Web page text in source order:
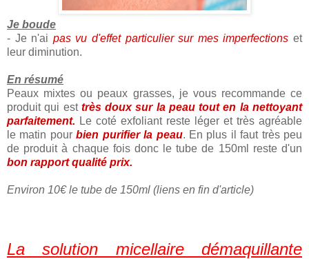
Je boude
- Je n'ai pas vu d'effet particulier sur mes imperfections et
leur diminution.
En résumé
Peaux mixtes ou peaux grasses, je vous recommande ce
produit qui est très doux sur la peau tout en la nettoyant
parfaitement. Le coté exfoliant reste léger et très agréable
le matin pourbien purifier la peau. En plus il faut très peu
de produit à chaque fois donc le tube de 150ml reste d'un
bon rapport qualité prix.
Environ 10€ le tube de 150ml (liens en fin d'article)
La solution micellaire démaquillante